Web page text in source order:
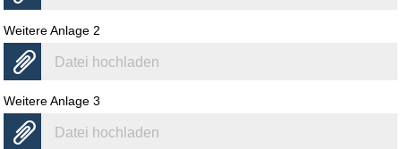
Weitere Anlage 2
Datei hochladen
Weitere Anlage 3
Datei hochladen